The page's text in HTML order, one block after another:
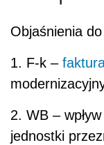
Objaśnienia
1. F-k –
2. WB –
jednostki